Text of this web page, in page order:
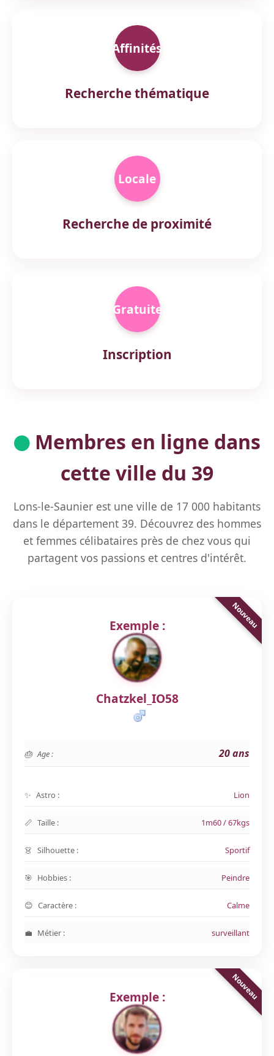
Affinités
Recherche thématique
Locale
Recherche de proximité
Gratuite
Inscription
Membres en ligne dans
cette ville du 39
Lons-le-Saunier est une ville de 17 000 habitants
dans le département 39. Découvrez des hommes
et femmes célibataires près de chez vous qui
partagent vos passions et centres d'intérêt.
Exemple :
Chatzkel_IO58
Age : 20 ans
Astro : Lion
Taille : 1m60 / 67kgs
Silhouette : Sportif
Hobbies : Peindre
Caractère : Calme
Métier : surveillant
Exemple :